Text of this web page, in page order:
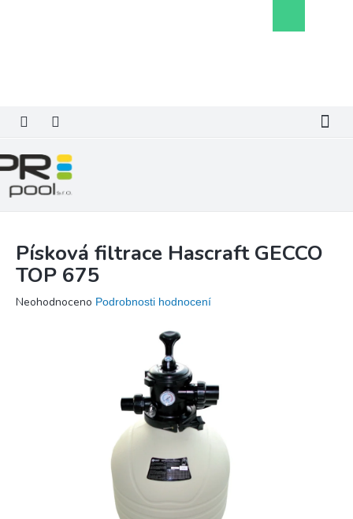
košík
Písková filtrace Hascraft GECCO
TOP 675
Průměrné
Neohodnoceno Podrobnosti hodnocení